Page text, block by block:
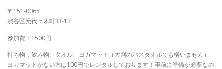
〒151-0065
渋谷区元代々木町33-12
参加費：1500円
持ち物：飲み物、タオル、ヨガマット（大判のバスタオルでも構いません）
ヨガマットがない方は100円でレンタルしております！事前に準備が必要なの